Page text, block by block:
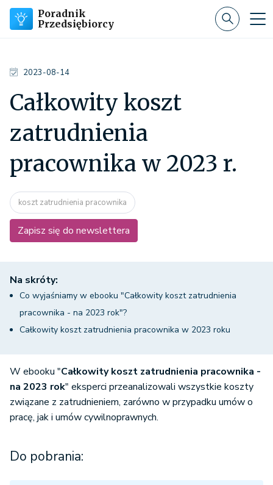
Poradnik
Przedsiębiorcy
2023-08-14
Całkowity koszt
zatrudnienia
pracownika w 2023 r.
koszt zatrudnienia pracownika
Zapisz się do newslettera
Na skróty:
Co wyjaśniamy w ebooku "Całkowity koszt zatrudnienia
pracownika - na 2023 rok"?
Całkowity koszt zatrudnienia pracownika w 2023 roku
W ebooku "Całkowity koszt zatrudnienia pracownika -
na 2023 rok" eksperci przeanalizowali wszystkie koszty
związane z zatrudnieniem, zarówno w przypadku umów o
pracę, jak i umów cywilnoprawnych.
Do pobrania: